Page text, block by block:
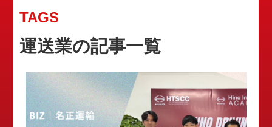
TAGS
運送業の記事一覧